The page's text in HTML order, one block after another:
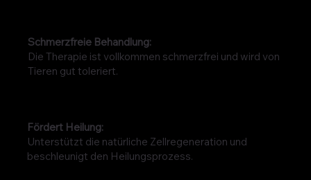
Schmerzfreie Behandlung:
Die Therapie ist vollkommen schmerzfrei und wird von
Tieren gut toleriert.
Fördert Heilung:
Unterstützt die natürliche Zellregeneration und
beschleunigt den Heilungsprozess.